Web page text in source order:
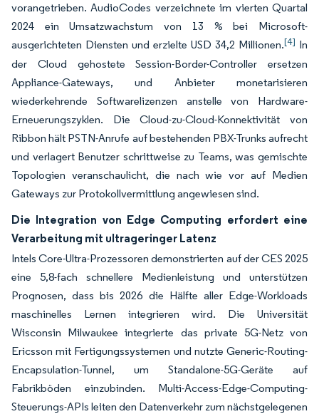
vorangetrieben. AudioCodes verzeichnete im vierten Quartal
2024 ein Umsatzwachstum von 13 % bei Microsoft-
ausgerichteten Diensten und erzielte USD 34,2 Millionen.[4] In
der Cloud gehostete Session-Border-Controller ersetzen
Appliance-Gateways, und Anbieter monetarisieren
wiederkehrende Softwarelizenzen anstelle von Hardware-
Erneuerungszyklen. Die Cloud-zu-Cloud-Konnektivität von
Ribbon hält PSTN-Anrufe auf bestehenden PBX-Trunks aufrecht
und verlagert Benutzer schrittweise zu Teams, was gemischte
Topologien veranschaulicht, die nach wie vor auf Medien
Gateways zur Protokollvermittlung angewiesen sind.
Die Integration von Edge Computing erfordert eine
Verarbeitung mit ultrageringer Latenz
Intels Core-Ultra-Prozessoren demonstrierten auf der CES 2025
eine 5,8-fach schnellere Medienleistung und unterstützen
Prognosen, dass bis 2026 die Hälfte aller Edge-Workloads
maschinelles Lernen integrieren wird. Die Universität
Wisconsin Milwaukee integrierte das private 5G-Netz von
Ericsson mit Fertigungssystemen und nutzte Generic-Routing-
Encapsulation-Tunnel, um Standalone-5G-Geräte auf
Fabrikböden einzubinden. Multi-Access-Edge-Computing-
Steuerungs-APIs leiten den Datenverkehr zum nächstgelegenen